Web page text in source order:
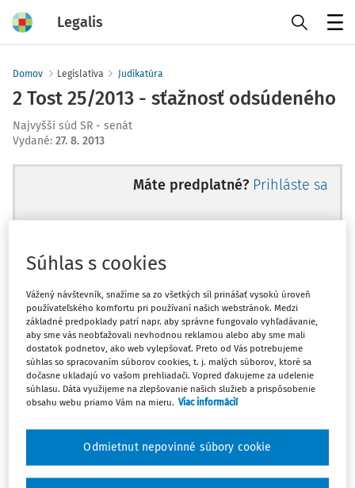
Legalis
Domov Legislatíva Judikatúra
2 Tost 25/2013 - sťažnosť odsúdeného
Najvyšší súd SR - senát
Vydané: 27. 8. 2013
Máte predplatné? Prihláste sa
Ups, zatiaľ ste si prečítali len
začiatok...
Celý odborný obsah z tejto oblasti je
dostupný predplatiteľom portálu.
obsahu a získajte prístup na 10 dní
zdarma, stačí sa len zaregistrovať.
Súhlas s cookies
Vážený návštevník, snažíme sa zo všetkých síl prinášať vysokú úroveň
používateľského komfortu pri používaní našich webstránok. Medzi
základné predpoklady patrí napr. aby správne fungovalo vyhľadávanie,
aby sme vás neobťažovali nevhodnou reklamou alebo aby sme mali
dostatok podnetov, ako web vylepšovať. Preto od Vás potrebujeme
súhlas so spracovaním súborov cookies, t. j. malých súborov, ktoré sa
dočasne ukladajú vo vašom prehliadači. Vopred ďakujeme za udelenie
súhlasu. Dáta využijeme na zlepšovanie našich služieb a prispôsobenie
obsahu webu priamo Vám na mieru. Viac informácií
Odmietnut nepovinné súbory cookie